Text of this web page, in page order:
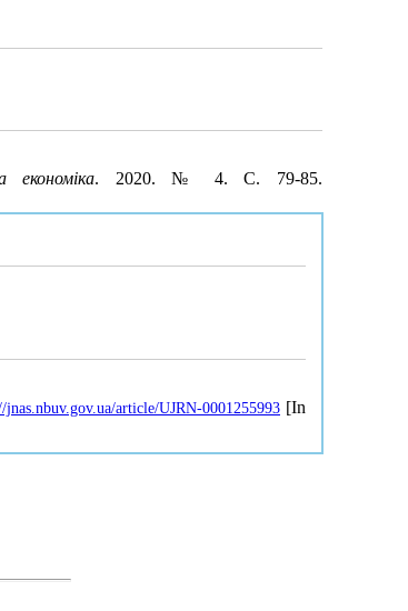
економіка. 2020. № 4. С. 79-85.
jnas.nbuv.gov.ua/article/UJRN-0001255993[In